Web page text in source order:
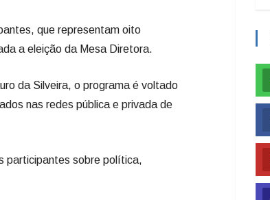
que representam oito
a eleição da Mesa Diretora.
da Silveira, o programa é voltado
nas redes pública e privada de
participantes sobre política,